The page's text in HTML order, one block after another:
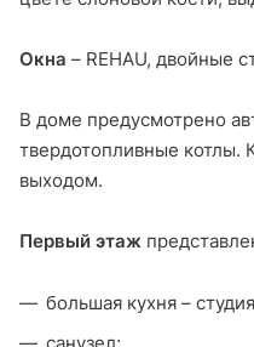
Окна – REHAU, двойные
В доме предусмотрено
твердотопливные котлы.
выходом.
Первый этаж
большая кухня –